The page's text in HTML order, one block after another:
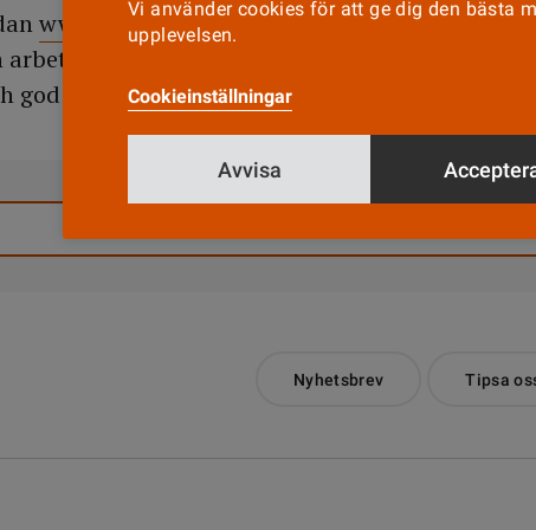
www.suntliv.nuär en icke-kommersiell sida
arbetsgivare i landsting och kommuner. Syftet
god arbetsmiljö.
Nyhetsbrev Tipsa
Vi använder cookies för att ge dig den bästa
upplevelsen.
Cookieinställningar
Avvisa